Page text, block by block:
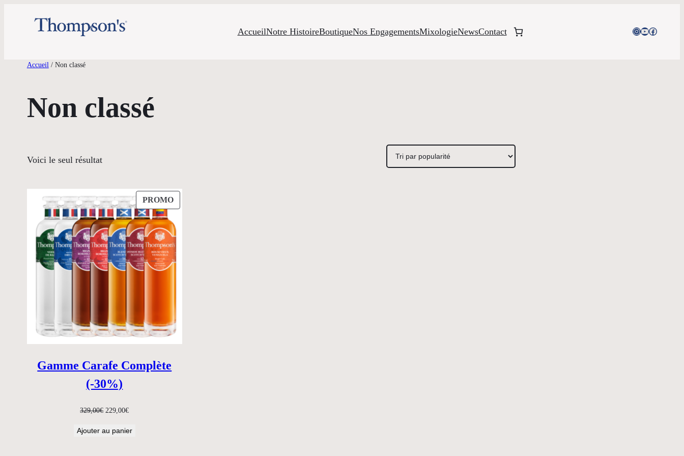
AccueilNotre HistoireBoutiqueNos EngagementsMixologieNewsContact Instagram
YouTube
Facebook
Accueil / Non classé
Non classé
Voici le seul résultat
PROMOPRODUIT
PROMOTION
Gamme Carafe Complète
(-30%)
329,00€ Le
initial
229,00€Le
actuel
Ajouter au panier